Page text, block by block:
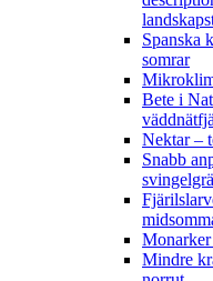
Spanska
somrar
Bete i
Nektar –
Snabb
Monarker
Mindre